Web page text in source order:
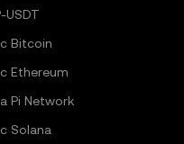
USDT
Bitcoin
Ethereum
Pi Network
Solana